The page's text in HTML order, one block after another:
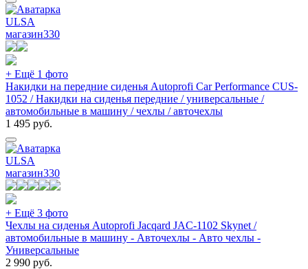
ULSA
магазин330
+ Ещё 1 фото
Накидки на передние сиденья Autoprofi Car Performance CUS-
1052 / Накидки на сиденья передние / универсальные /
автомобильные в машину / чехлы / авточехлы
1 495 руб.
ULSA
магазин330
+ Ещё 3 фото
Чехлы на сиденья Autoprofi Jacqard JAC-1102 Skynet /
автомобильные в машину - Авточехлы - Авто чехлы -
Универсальные
2 990 руб.